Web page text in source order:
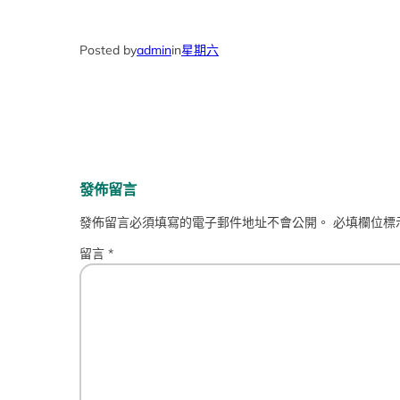
Posted byadminin星期六
發佈留言
發佈留言必須填寫的電子郵件地址不會公開。 必填欄位
留言 *